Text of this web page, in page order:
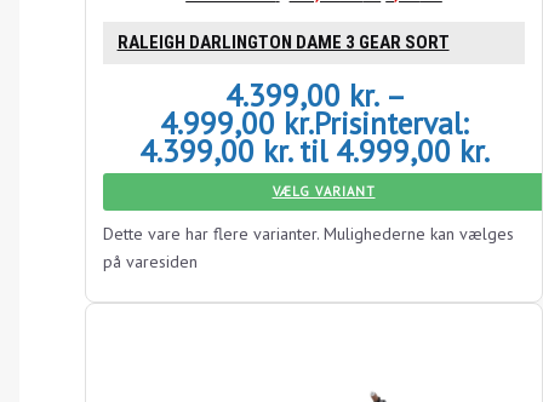
RALEIGH DARLINGTON DAME 3 GEAR SORT
4.399,00 kr. –
4.999,00 kr.Prisinterval:
4.399,00 kr. til 4.999,00 kr.
VÆLG VARIANT
Dette vare har flere varianter. Mulighederne kan vælges
på varesiden